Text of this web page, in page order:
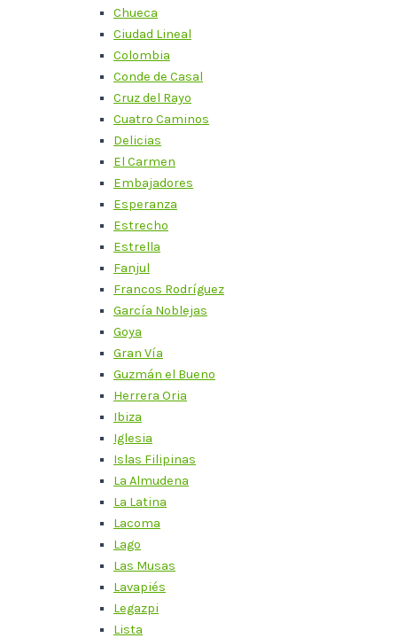
Chueca
Ciudad Lineal
Colombia
Conde de Casal
Cruz del Rayo
Cuatro Caminos
Delicias
El Carmen
Embajadores
Esperanza
Estrecho
Estrella
Fanjul
Francos Rodríguez
García Noblejas
Goya
Gran Vía
Guzmán el Bueno
Herrera Oria
Ibiza
Iglesia
Islas Filipinas
La Almudena
La Latina
Lacoma
Lago
Las Musas
Lavapiés
Legazpi
Lista